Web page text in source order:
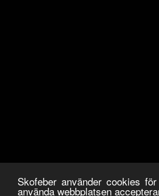
Skofeber använder cookies
använda webbplatsen